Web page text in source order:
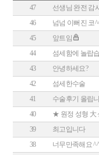
47
선생님 완전 감
46
넘넘 이뻐진 코
45
앞트임
44
섬세함에 놀랍
43
안녕하세요?
42
섬세한수술
41
수술후기 올립
40
★ 원정 성형 大
39
최고입니다
38
너무만족해요 ^^